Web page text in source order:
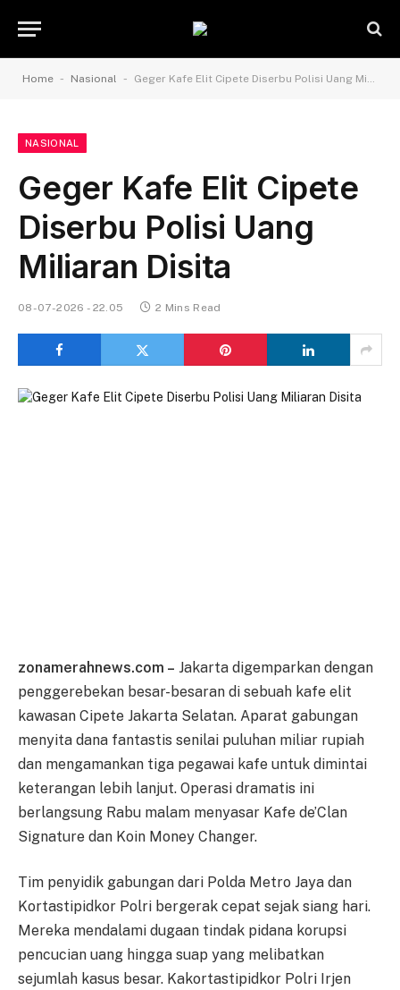
Home - Nasional - Geger Kafe Elit Cipete Diserbu Polisi Uang Miliaran Disita
NASIONAL
Geger Kafe Elit Cipete
Diserbu Polisi Uang
Miliaran Disita
08-07-2026 - 22.05 2 Mins Read
zonamerahnews.com – Jakarta digemparkan dengan
penggerebekan besar-besaran di sebuah kafe elit
kawasan Cipete Jakarta Selatan. Aparat gabungan
menyita dana fantastis senilai puluhan miliar rupiah
dan mengamankan tiga pegawai kafe untuk dimintai
keterangan lebih lanjut. Operasi dramatis ini
berlangsung Rabu malam menyasar Kafe de’Clan
Signature dan Koin Money Changer.
Tim penyidik gabungan dari Polda Metro Jaya dan
Kortastipidkor Polri bergerak cepat sejak siang hari.
Mereka mendalami dugaan tindak pidana korupsi
pencucian uang hingga suap yang melibatkan
sejumlah kasus besar. Kakortastipidkor Polri Irjen